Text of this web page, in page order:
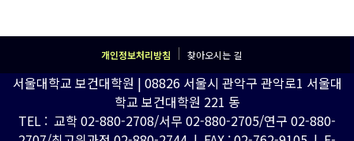
개인정보처리방침 찾아오시는 길
서울대학교 보건대학원 | 08826 서울시 관악구 관악로1 서울대
학교 보건대학원 221 동
TEL : 교학 02-880-2708/서무 02-880-2705/연구 02-880-